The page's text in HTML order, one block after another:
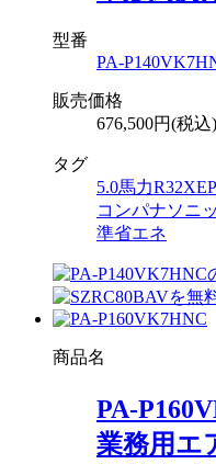
型番
PA-
販売価格
676,500円(税込)
タグ
5.0馬力R32
コンパナソニ
準省エネ
商品名
PA-
業務用エ